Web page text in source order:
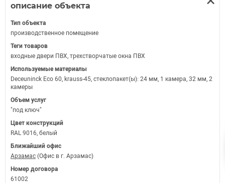
описание объекта
Тип объекта
производственное помещение
Теги товаров
входные двери ПВХ, трехстворчатые окна ПВХ
Используемые материалы
Deceuninck Eco 60, krauss-45, стеклопакет(ы): 24 мм, 1 камера, 32 мм, 2
камеры
Объем услуг
"под ключ"
Цвет конструкций
RAL 9016, белый
Ближайший офис
Арзамас (Офис в г. Арзамас)
Номер договора
61002